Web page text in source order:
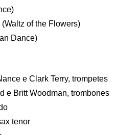
of the Flowers)
Dance)
e Clark Terry, trompetes
e Britt Woodman, trombones
tenor